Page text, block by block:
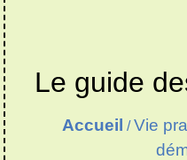
Le guide
Accueil /Vie